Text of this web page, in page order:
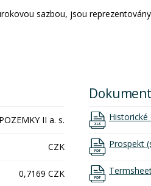
sazbou, jsou
II a. s.
CZK
0,7169 CZK
Historické
Prospekt